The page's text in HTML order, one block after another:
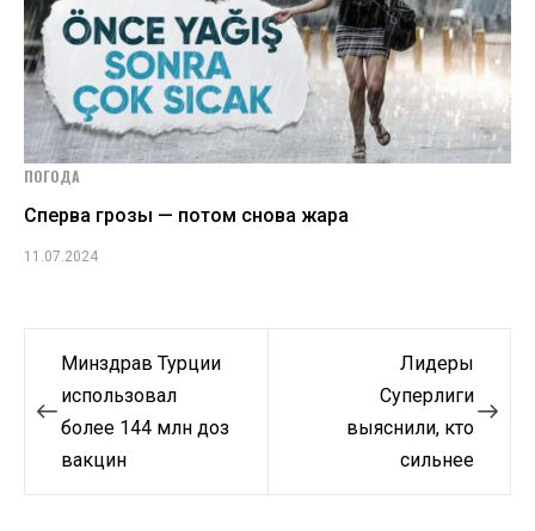
ПОГОДА
Сперва грозы — потом снова жара
11.07.2024
Навигация
по
Минздрав Турции
использовал
более 144 млн доз
вакцин
Лидеры
Суперлиги
выяснили, кто
сильнее